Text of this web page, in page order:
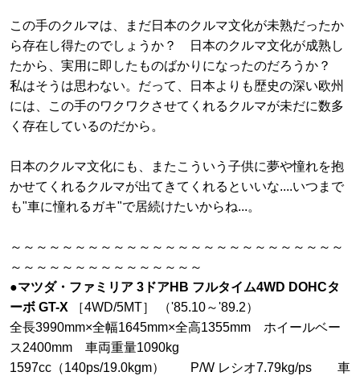
この手のクルマは、まだ日本のクルマ文化が未熟だったか
ら存在し得たのでしょうか？ 日本のクルマ文化が成熟し
たから、実用に即したものばかりになったのだろうか？
私はそうは思わない。だって、日本よりも歴史の深い欧州
には、この手のワクワクさせてくれるクルマが未だに数多
く存在しているのだから。
日本のクルマ文化にも、またこういう子供に夢や憧れを抱
かせてくれるクルマが出てきてくれるといいな....いつまで
も"車に憧れるガキ"で居続けたいからね...。
～～～～～～～～～～～～～～～～～～～～～～～～～～
～～～～～～～～～～～～～～～
●マツダ・ファミリア 3ドアHB フルタイム4WD DOHCタ
ーボ GT-X ［4WD/5MT］ （'85.10～'89.2）
全長3990mm×全幅1645mm×全高1355mm ホイールベー
ス2400mm 車両重量1090kg
1597cc（140ps/19.0kgm） P/W レシオ7.79kg/ps 車